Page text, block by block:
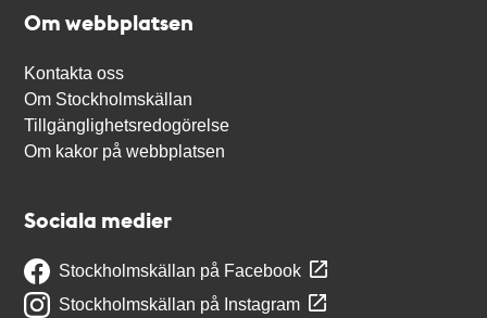
Om webbplatsen
Kontakta oss
Om Stockholmskällan
Tillgänglighetsredogörelse
Om kakor på webbplatsen
Sociala medier
Stockholmskällan på Facebook
Stockholmskällan på Instagram